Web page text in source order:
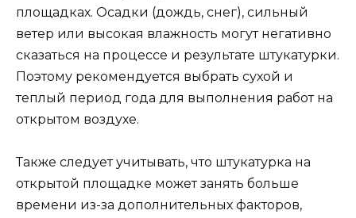
площадках. Осадки (дождь, снег), сильный
ветер или высокая влажность могут негативно
сказаться на процессе и результате штукатурки.
Поэтому рекомендуется выбрать сухой и
теплый период года для выполнения работ на
открытом воздухе.
Также следует учитывать, что штукатурка на
открытой площадке может занять больше
времени из-за дополнительных факторов,